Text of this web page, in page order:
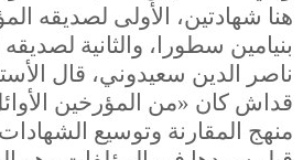
هنا شهادتين، الأولى لصديقه
بنيامين سطورا، والثانية
ناصر الدين سعيدوني، قال
قداش كان «من المؤرخين
منهج المقارنة وتوسيع